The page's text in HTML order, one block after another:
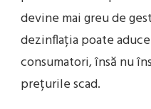
devine mai greu de
dezinflația poate
consumatori, însă nu
prețurile scad.